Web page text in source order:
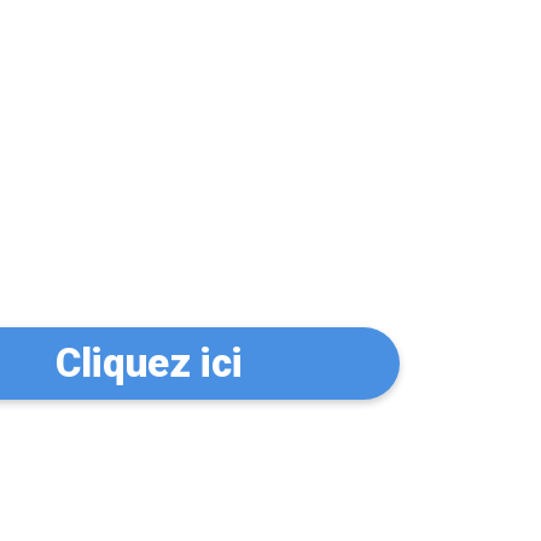
Cliquez ici